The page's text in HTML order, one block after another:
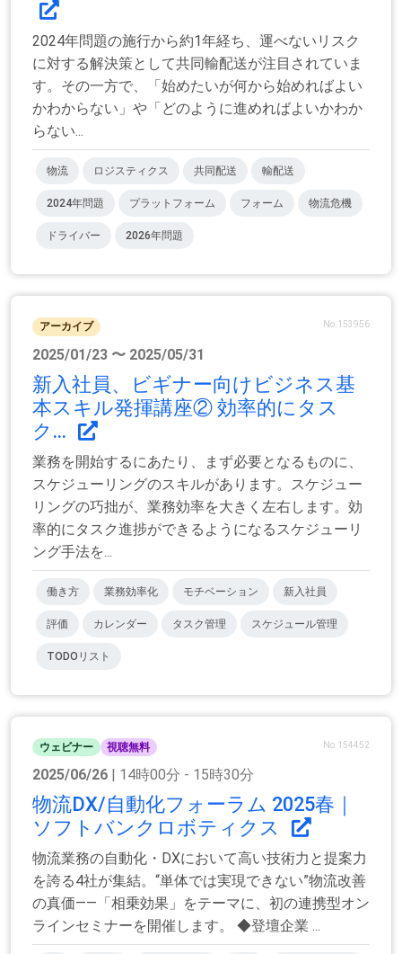
2024年問題の施行から約1年経ち、運べないリスク
に対する解決策として共同輸配送が注目されていま
す。その一方で、「始めたいが何から始めればよい
かわからない」や「どのように進めればよいかわか
らない...
物流 ロジスティクス 共同配送 輸配送
2024年問題 プラットフォーム フォーム 物流危機
ドライバー 2026年問題
アーカイブ No.153956
2025/01/23 〜 2025/05/31
新入社員、ビギナー向けビジネス基
本スキル発揮講座② 効率的にタス
ク...
業務を開始するにあたり、まず必要となるものに、
スケジューリングのスキルがあります。スケジュー
リングの巧拙が、業務効率を大きく左右します。効
率的にタスク進捗ができるようになるスケジューリ
ング手法を...
働き方 業務効率化 モチベーション 新入社員
評価 カレンダー タスク管理 スケジュール管理
TODOリスト
ウェビナー 視聴無料 No.154452
2025/06/26 | 14時00分 - 15時30分
物流DX/自動化フォーラム 2025春｜
ソフトバンクロボティクス
物流業務の自動化・DXにおいて高い技術力と提案力
を誇る4社が集結。“単体では実現できない”物流改善
の真価――「相乗効果」をテーマに、初の連携型オン
ラインセミナーを開催します。 ◆登壇企業 ...